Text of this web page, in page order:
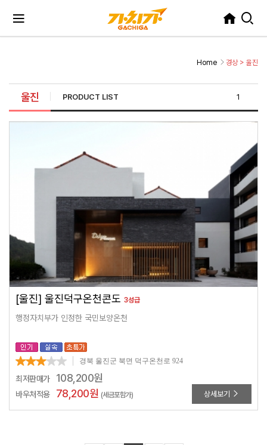
Home 경상> 울진
울진 PRODUCT LIST 1
[울진] 울진덕구온천콘도 3성급
행정자치부가 인정한 국민보양온천
경북 울진군 북면 덕구온천로 924
최저판매가 108,200원
바우처적용 78,200원 (세금포함가) 상세보기